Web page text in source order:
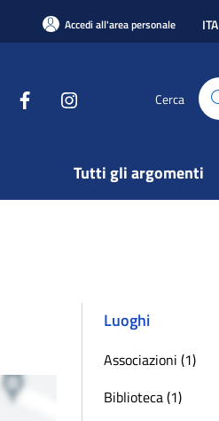
Accedi all'area personale ITA
Cerca
Tutti gli argomenti
Luoghi
Associazioni (1)
Biblioteca (1)